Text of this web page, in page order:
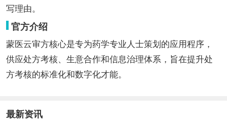
写理由。
官方介绍
蒙医云审方核心是专为药学专业人士策划的应用程序，
供应处方考核、生意合作和信息治理体系，旨在提升处
方考核的标准化和数字化才能。
最新资讯